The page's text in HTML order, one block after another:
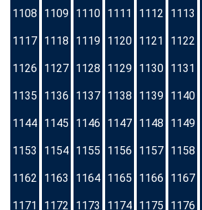
1108 1109 1110 1111 1112 1113
1117 1118 1119 1120 1121 1122
1126 1127 1128 1129 1130 1131
1135 1136 1137 1138 1139 1140
1144 1145 1146 1147 1148 1149
1153 1154 1155 1156 1157 1158
1162 1163 1164 1165 1166 1167
1171 1172 1173 1174 1175 1176